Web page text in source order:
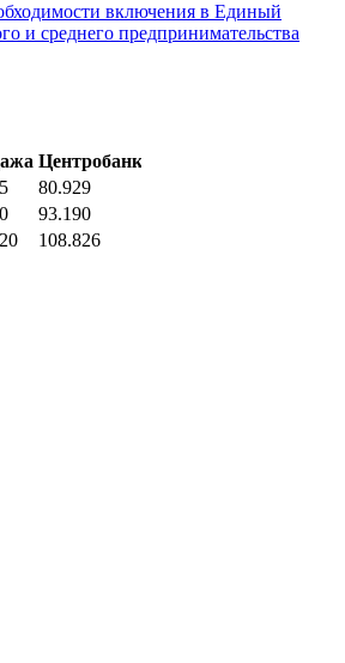
включения в Единый
и среднего предпринимательства